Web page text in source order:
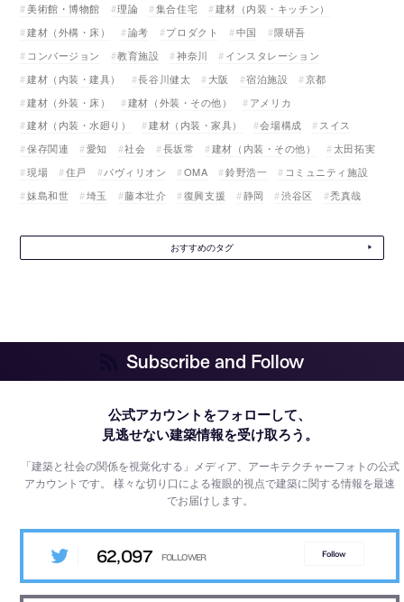
美術館・博物館
理論 集合住宅
建材（内装・キッチン）
建材（外構・床）
論考 プロダクト 中国
隈研吾
コンバージョン
教育施設 神奈川
インスタレーション
建材（内装・建具）
長谷川健太 大阪 宿泊施設
京都
建材（外装・床）
建材（外装・その他）
アメリカ
建材（内装・水廻り）
建材（内装・家具） 会場構成
スイス
保存関連
愛知 社会 長坂常 建材（内装・その他）
太田拓実
現場
住戸 パヴィリオン OMA 鈴野浩一
コミュニティ施設
妹島和世
埼玉 藤本壮介 復興支援 静岡 渋谷区 禿真哉
おすすめのタグ
Subscribe and Follow
公式アカウントをフォローして、
見逃せない建築情報を受け取ろう。
「建築と社会の関係を視覚化する」メディア、アーキテクチャーフォトの公式
アカウントです。様々な切り口による複眼的視点で建築に関する情報を最速
でお届けします。
62,097 Follow